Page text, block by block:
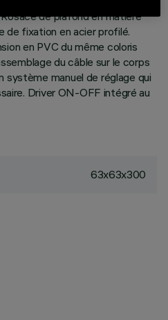
de plafond en matière
de fixation en acier profilé.
en PVC du même coloris
du câble sur le corps
système manuel de réglage qui
Driver ON-OFF intégré au
63x63x300